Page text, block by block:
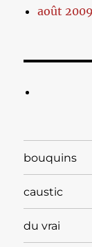
août 2009
bouquins
caustic
du vrai